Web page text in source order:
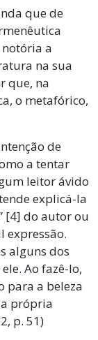
que de
notória a
na sua
que, na
o metafórico,
de
a tentar
leitor ávido
explicá-la
[4] do autor ou
expressão.
alguns dos
Ao fazê-lo,
para a beleza
própria
p. 51)